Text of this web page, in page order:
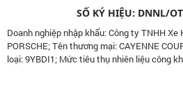
SỐ KÝ HIỆU: DNNL/
Doanh nghiệp nhập khẩu: Công ty TNHH Xe
PORSCHE; Tên thương mại: CAYENNE
loại: 9YBDI1; Mức tiêu thụ nhiên liệu công